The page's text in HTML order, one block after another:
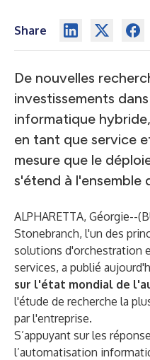
Share
De nouvelles
investissements
informatique
en tant que service
mesure que le
s'étend à l'ensemble
ALPHARETTA, Géorgie--(
Stonebranch, l'un des
solutions d'orchestration
services, a publié
sur l'état mondial de
l'étude de recherche la
par l'entreprise.
S’appuyant sur les
l’automatisation